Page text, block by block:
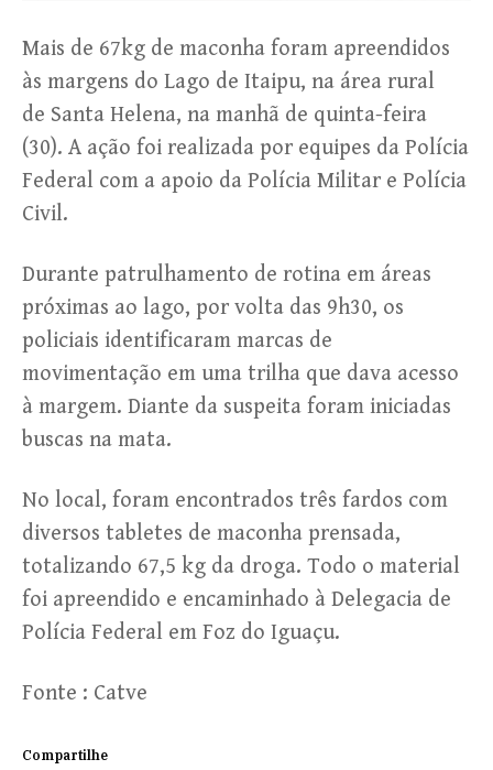
Mais de 67kg de maconha foram apreendidos
às margens do Lago de Itaipu, na área rural
de Santa Helena, na manhã de quinta-feira
(30). A ação foi realizada por equipes da Polícia
Federal com a apoio da Polícia Militar e Polícia
Civil.
Durante patrulhamento de rotina em áreas
próximas ao lago, por volta das 9h30, os
policiais identificaram marcas de
movimentação em uma trilha que dava acesso
à margem. Diante da suspeita foram iniciadas
buscas na mata.
No local, foram encontrados três fardos com
diversos tabletes de maconha prensada,
totalizando 67,5 kg da droga. Todo o material
foi apreendido e encaminhado à Delegacia de
Polícia Federal em Foz do Iguaçu.
Fonte : Catve
Compartilhe